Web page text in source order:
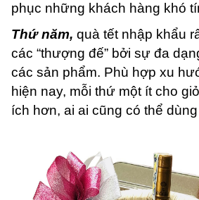
phục những khách hàng khó
Thứ năm, quà tết nhập khẩu
các “thượng đế” bởi sự đa
các sản phẩm. Phù hợp xu
hiện nay, mỗi thứ một ít cho
ích hơn, ai ai cũng có thể